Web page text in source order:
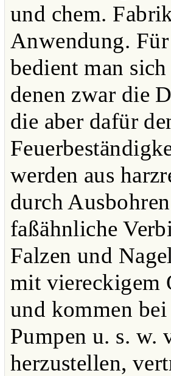
und chem.
Anwendung.
bedient man
denen zwar die
die aber dafür
werden aus
durch
faßähnliche
Falzen und
mit viereckigem
und kommen
Pumpen u. s. w.
herzustellen,